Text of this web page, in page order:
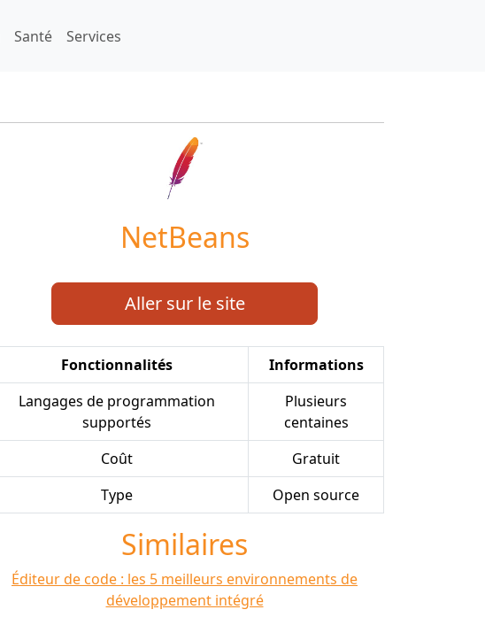
Santé Services
NetBeans
Aller sur le site
Fonctionnalités
Informations
Langages de programmation
supportés
Plusieurs
centaines
Coût
Gratuit
Type
Open source
Similaires
Éditeur de code : les 5 meilleurs environnements de
développement intégré